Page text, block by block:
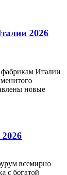
2026
Италии
новые
всемирно
с богатой